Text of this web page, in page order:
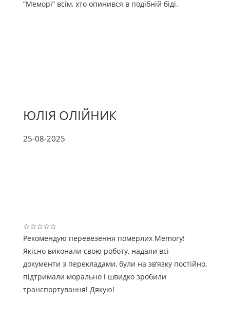
“Меморі” всім, хто опинився в подібній біді.
ЮЛІЯ ОЛІЙНИК
25-08-2025
☆☆☆☆☆
Рекомендую перевезення померлих Memory!
Якісно виконали свою роботу, надали всі
документи з перекладами, були на звʼязку постійно,
підтримали морально і швидко зробили
транспортування! Дякую!